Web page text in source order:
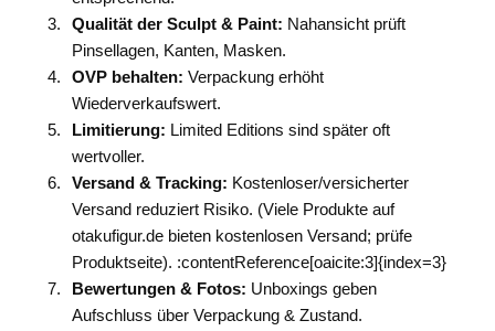
Qualität der Sculpt & Paint: Nahansicht prüft
Pinsellagen, Kanten, Masken.
OVP behalten: Verpackung erhöht
Wiederverkaufswert.
Limitierung: Limited Editions sind später oft
wertvoller.
Versand & Tracking: Kostenloser/versicherter
Versand reduziert Risiko. (Viele Produkte auf
otakufigur.de bieten kostenlosen Versand; prüfe
Produktseite). :contentReference[oaicite:3]{index=3}
Bewertungen & Fotos: Unboxings geben
Aufschluss über Verpackung & Zustand.